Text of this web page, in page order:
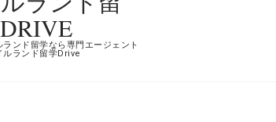
ランド留学なら専門エージェント
ルランド留学Drive